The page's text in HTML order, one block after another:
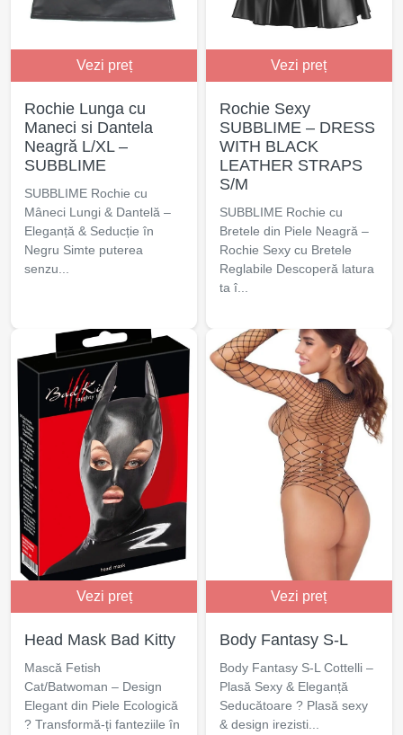
Vezi preț
Rochie Lunga cu
Maneci si Dantela
Neagră L/XL –
SUBBLIME
SUBBLIME Rochie cu
Mâneci Lungi & Dantelă –
Eleganță & Seducție în
Negru Simte puterea
senzu...
Vezi preț
Rochie Sexy
SUBBLIME – DRESS
WITH BLACK
LEATHER STRAPS
S/M
SUBBLIME Rochie cu
Bretele din Piele Neagră –
Rochie Sexy cu Bretele
Reglabile Descoperă latura
ta î...
Vezi preț
Head Mask Bad Kitty
Mască Fetish
Cat/Batwoman – Design
Elegant din Piele Ecologică
? Transformă-ți fanteziile în
Vezi preț
Body Fantasy S-L
Body Fantasy S-L Cottelli –
Plasă Sexy & Eleganță
Seducătoare ? Plasă sexy
& design irezisti...